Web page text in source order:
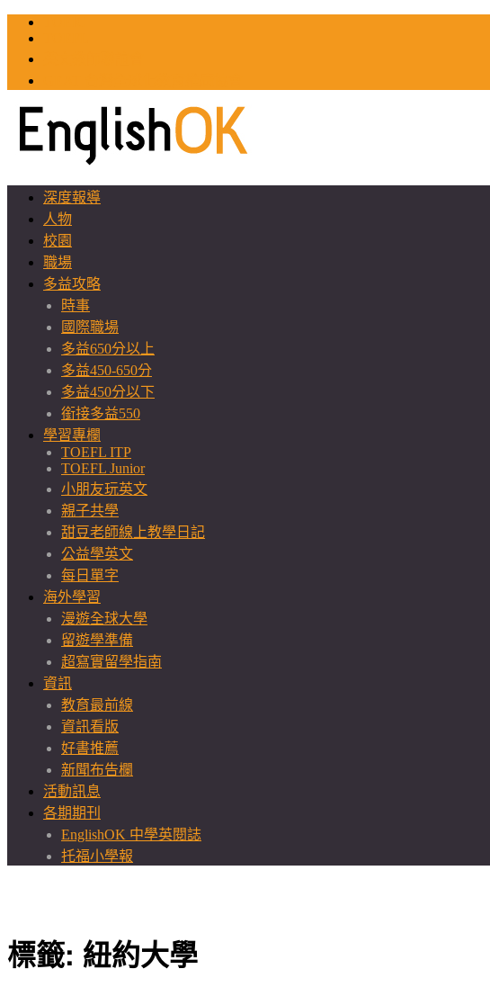
深度報導
人物
校園
職場
多益攻略
時事
國際職場
多益650分以上
多益450-650分
多益450分以下
銜接多益550
學習專欄
TOEFL ITP
TOEFL Junior
小朋友玩英文
親子共學
甜豆老師線上教學日記
公益學英文
每日單字
海外學習
漫遊全球大學
留遊學準備
超寫實留學指南
資訊
教育最前線
資訊看版
好書推薦
新聞布告欄
活動訊息
各期期刊
EnglishOK 中學英閱誌
托福小學報
標籤: 紐約大學